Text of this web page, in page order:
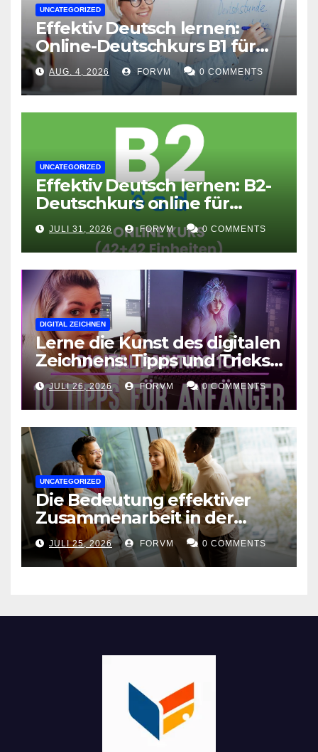
UNCATEGORIZED
Effektiv Deutsch lernen:
Online-Deutschkurs B1 für
flexible Lernerfolge
AUG. 4, 2026 FORVM 0 COMMENTS
UNCATEGORIZED
Effektiv Deutsch lernen: B2-
Deutschkurs online für
Fortgeschrittene
JULI 31, 2026 FORVM 0 COMMENTS
DIGITAL ZEICHNEN
Lerne die Kunst des digitalen
Zeichnens: Tipps und Tricks
für kreative Ausdruckskunst
JULI 26, 2026 FORVM 0 COMMENTS
UNCATEGORIZED
Die Bedeutung effektiver
Zusammenarbeit in der
Arbeitswelt
JULI 25, 2026 FORVM 0 COMMENTS